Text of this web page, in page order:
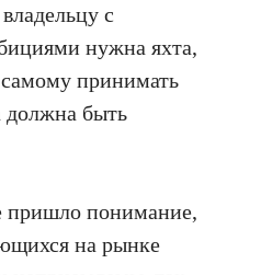
с
нужна яхта,
принимать
должна быть
пришло понимание,
на рынке